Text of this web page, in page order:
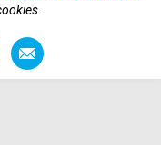
.
Odporučiť